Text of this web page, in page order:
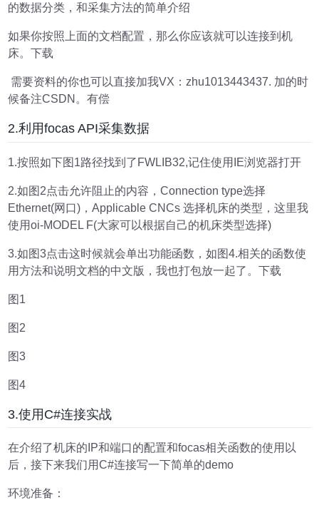
的数据分类，和采集方法的简单介绍
如果你按照上面的文档配置，那么你应该就可以连接到机
床。下载
需要资料的你也可以直接加我VX：zhu1013443437. 加的时
候备注CSDN。有偿
2.利用focas API采集数据
1.按照如下图1路径找到了FWLIB32,记住使用IE浏览器打开
2.如图2点击允许阻止的内容，Connection type选择
Ethernet(网口)，Applicable CNCs 选择机床的类型，这里我
使用oi-MODEL F(大家可以根据自己的机床类型选择)
3.如图3点击这时候就会单出功能函数，如图4.相关的函数使
用方法和说明文档的中文版，我也打包放一起了。下载
图1
图2
图3
图4
3.使用C#连接实战
在介绍了机床的IP和端口的配置和focas相关函数的使用以
后，接下来我们用C#连接写一下简单的demo
环境准备：